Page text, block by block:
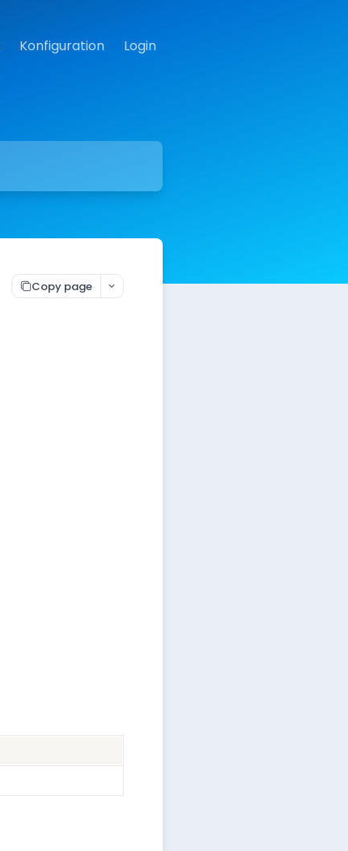
Konfiguration Login
Copy page